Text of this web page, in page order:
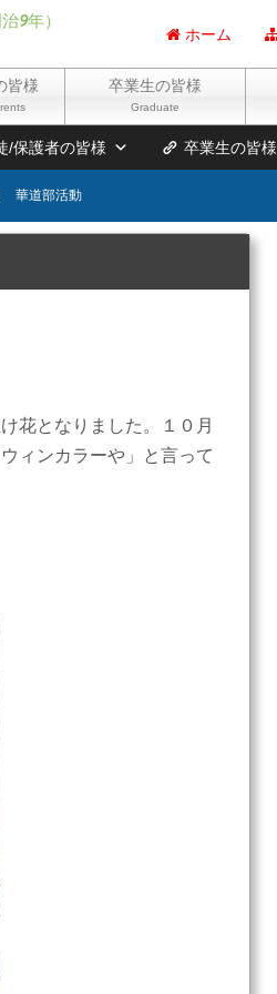
9年）
ホーム
皆様 卒業生の皆様
Graduate
/保護者の皆様 卒業生の皆様
華道部活動
花となりました。１０月
ィンカラーや」と言って